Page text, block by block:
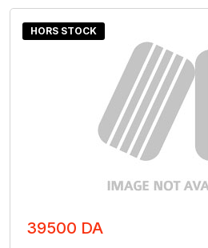
HORS STOCK
39500 DA